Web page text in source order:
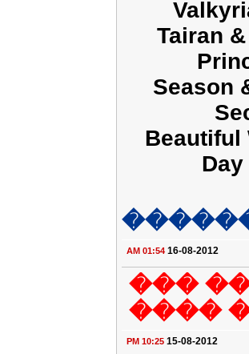
Tairan
Season
Beautiful
16-08-2012
01:54 AM
���
����
15-08-2012
10:25 PM